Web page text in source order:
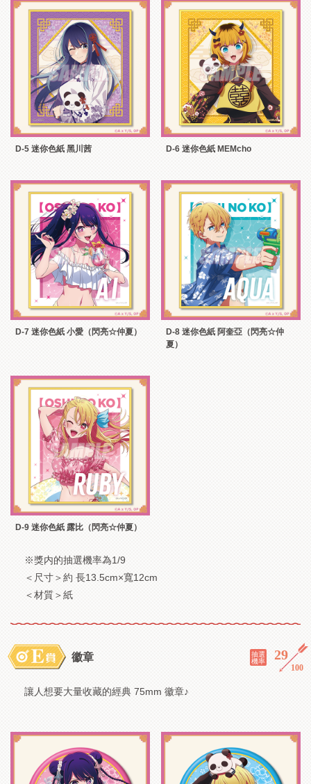
D-5 迷你色紙 黑川茜 D-6 迷你色紙 MEMcho
D-7 迷你色紙 小愛（閃亮☆仲夏）
D-8 迷你色紙 阿奎亞（閃亮☆仲
夏）
D-9 迷你色紙 露比（閃亮☆仲夏）
※獎内的抽選機率為1/9
＜尺寸＞約 長13.5cm×寬12cm
＜材質＞紙
徽章
抽選
機率
29
／ 100
讓人想要大量收藏的經典 75mm 徽章♪